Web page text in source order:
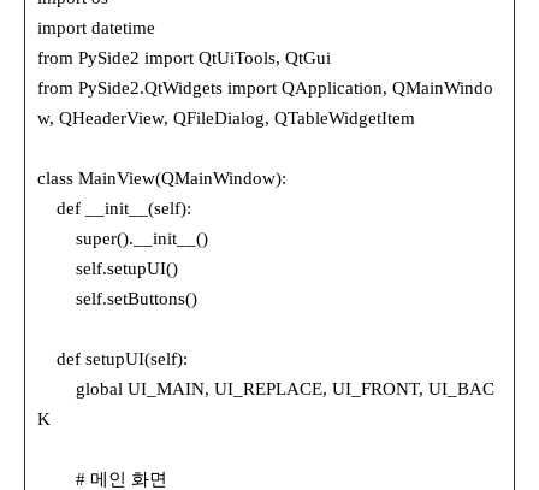
import datetime
from PySide2 import QtUiTools, QtGui
from PySide2.QtWidgets import QApplication, QMainWindo
w, QHeaderView, QFileDialog, QTableWidgetItem
class MainView(QMainWindow):
def __init__(self):
super().__init__()
self.setupUI()
self.setButtons()
def setupUI(self):
global UI_MAIN, UI_REPLACE, UI_FRONT, UI_BAC
K
# 메인 화면